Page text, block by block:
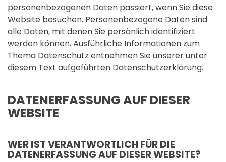
personenbezogenen Daten passiert, wenn Sie diese
Website besuchen. Personenbezogene Daten sind
alle Daten, mit denen Sie persönlich identifiziert
werden können. Ausführliche Informationen zum
Thema Datenschutz entnehmen Sie unserer unter
diesem Text aufgeführten Datenschutzerklärung.
DATENERFASSUNG AUF DIESER
WEBSITE
WER IST VERANTWORTLICH FÜR DIE
DATENERFASSUNG AUF DIESER WEBSITE?